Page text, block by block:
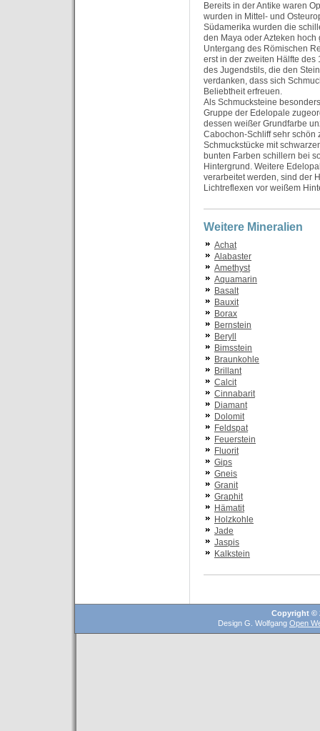
Bereits in der Antike waren
wurden in Mittel- und
Südamerika wurden die
den Maya oder Azteken
Untergang des Römischen
erst in der zweiten Hälfte
des Jugendstils, die den
verdanken, dass sich
Beliebtheit erfreuen.
Als Schmucksteine
Gruppe der Edelopale
dessen weißer Grundfarbe
Cabochon-Schliff sehr schön
Schmuckstücke mit
bunten Farben schillern bei
Hintergrund. Weitere
verarbeitet werden, sind der
Lichtreflexen vor weißem
Weitere Mineralien
Achat
Alabaster
Amethyst
Aquamarin
Basalt
Bauxit
Borax
Bernstein
Beryll
Bimsstein
Braunkohle
Brillant
Calcit
Cinnabarit
Diamant
Dolomit
Feldspat
Feuerstein
Fluorit
Gips
Gneis
Granit
Graphit
Hämatit
Holzkohle
Jade
Jaspis
Kalkstein
Copyright ©
Design G. Wolfgang Open